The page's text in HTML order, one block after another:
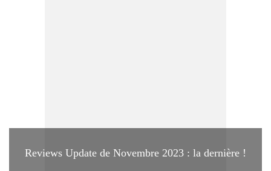
Reviews Update de Novembre 2023 : la dernière !